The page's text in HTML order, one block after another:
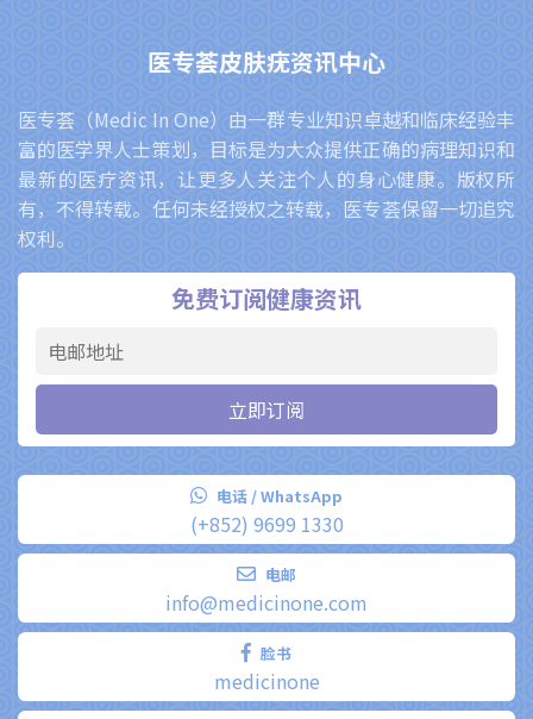
医专荟皮肤疣资讯中心
医专荟（Medic In One）由一群专业知识卓越和临床经验丰
富的医学界人士策划，目标是为大众提供正确的病理知识和
最新的医疗资讯，让更多人关注个人的身心健康。版权所
有，不得转载。任何未经授权之转载，医专荟保留一切追究
权利。
免费订阅健康资讯
电话 / WhatsApp
(+852) 9699 1330
电邮
info@medicinone.com
脸书
medicinone